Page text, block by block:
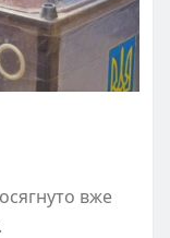
вже